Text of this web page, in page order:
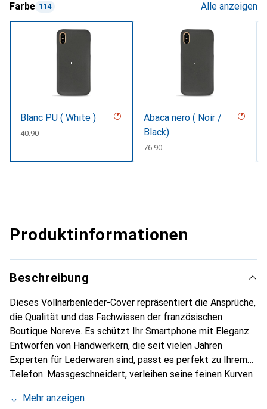
Farbe 114 Alle anzeigen
Blanc PU ( White )
CHF
40.90
Abaca nero ( Noir /
Black)
CHF
76.90
Produktinformationen
Beschreibung
Dieses Vollnarbenleder-Cover repräsentiert die Ansprüche,
die Qualität und das Fachwissen der französischen
Boutique Noreve. Es schützt Ihr Smartphone mit Eleganz.
Entworfen von Handwerkern, die seit vielen Jahren
Experten für Lederwaren sind, passt es perfekt zu Ihrem
Telefon. Massgeschneidert, verleihen seine feinen Kurven
unverzichtbaren Accessoire für Ihr Smartphone.
Mehr anzeigen